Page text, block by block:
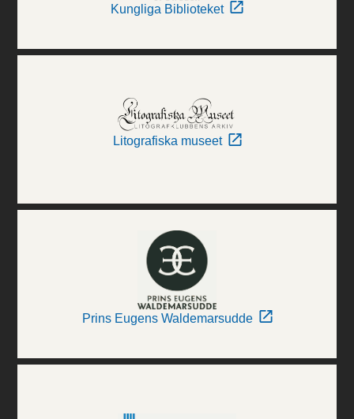
Kungliga Biblioteket
Litografiska museet
Prins Eugens Waldemarsudde